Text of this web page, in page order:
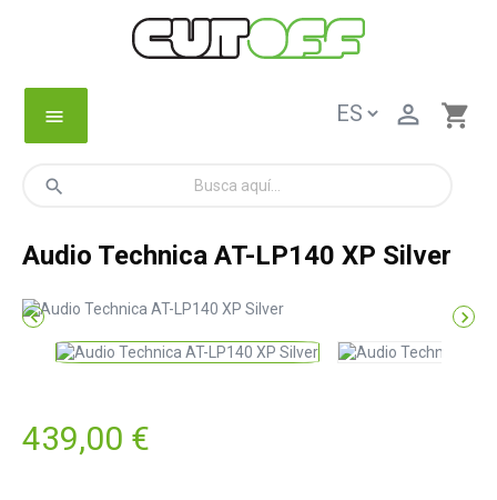
menu shopping_cart

search
Audio Technica AT-LP140 XP Silver
 
439,00 €